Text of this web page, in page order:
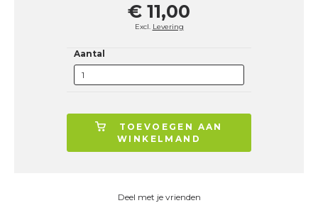
€ 11,00
Excl. Levering
Aantal
TOEVOEGEN AAN
WINKELMAND
Deel met je vrienden